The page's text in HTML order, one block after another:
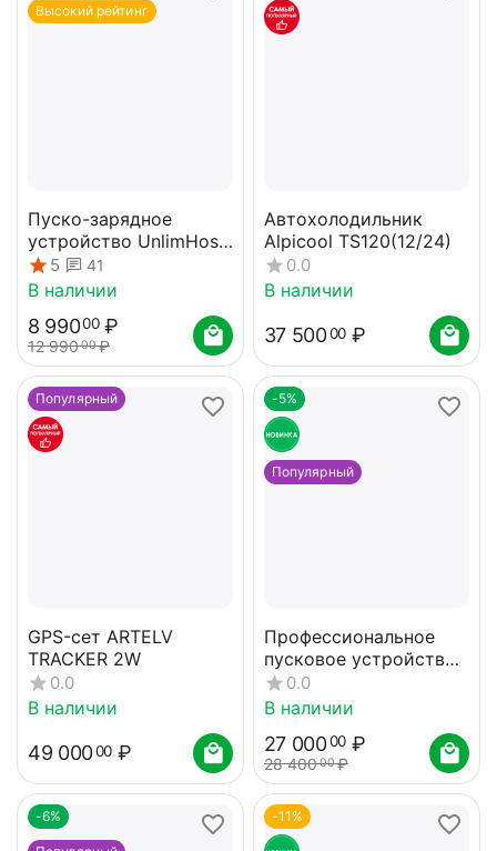
Высокий рейтинг
Пуско-зарядное
устройство UnlimHost
MW PRO-20
5 41
В наличии
8 99000 ₽
12 99000₽
Автохолодильник
Alpicool TS120(12/24)
0.0
В наличии
37 50000 ₽
Популярный
GPS-сет ARTELV
TRACKER 2W
0.0
В наличии
49 00000 ₽
-5%
Популярный
Профессиональное
пусковое устройство
AURORA ATOM 40
0.0
В наличии
27 00000 ₽
28 40000₽
-6% -11%